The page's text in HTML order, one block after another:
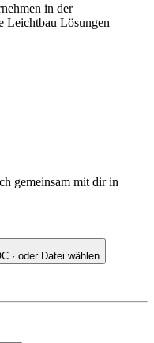
in der
Leichtbau Lösungen
gemeinsam mit dir in
· oder Datei wählen